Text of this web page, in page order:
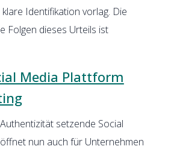
Identifikation vorlag. Die
Folgen dieses Urteils ist
Media Plattform
setzende Social
nun auch für Unternehmen